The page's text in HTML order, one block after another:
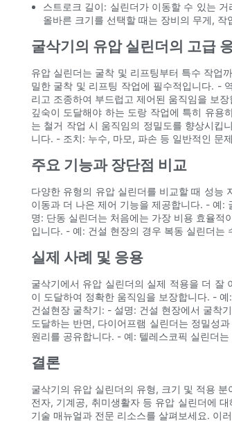
스트로크 길이: 실린더가 이동할 수 있는
올바른 크기를 선택할 때는 장비의 무게,
굴삭기의 유압 실린더의 고급
유압 실린더는 굴착 및 리프팅부터 특수 작업
밀한 굴착 및 리프팅 작업에 필수적입니다. -
리고 조종하여 부드럽고 제어된 움직임을 보
깊숙이 도달해야 하는 도랑 작업에 특히 유용
는 철거 작업 시 움직임의 정밀도를 향상시킵
니다. - 조치: 누수, 마모, 파손 등 일반적인 문
주요 기능과 장단점 비교
다양한 유형의 유압 실린더를 비교할 때 성능
이동과 더 나은 제어 기능을 제공합니다. - 예:
명: 단동 실린더는 처음에는 가장 비용 효율적
입니다. - 예: 건설 현장의 경우 복동 실린더는
실제 사례 및 응용
굴삭기에서 유압 실린더의 실제 적용을 더 잘
이 도달하여 정확한 움직임을 보장합니다. -
건설현장 굴착기: - 설명: 건설 현장에서 굴착
도달하는 반면, 다이어프램 실린더는 정밀성
원리를 공유합니다. - 예: 텔레스코픽 실린더
결론
굴삭기의 유압 실린더의 유형, 크기 및 적용
전자, 기계공, 취미생활자 등 유압 실린더에
기술 매뉴얼과 전문 ​​리소스를 살펴보세요. 이